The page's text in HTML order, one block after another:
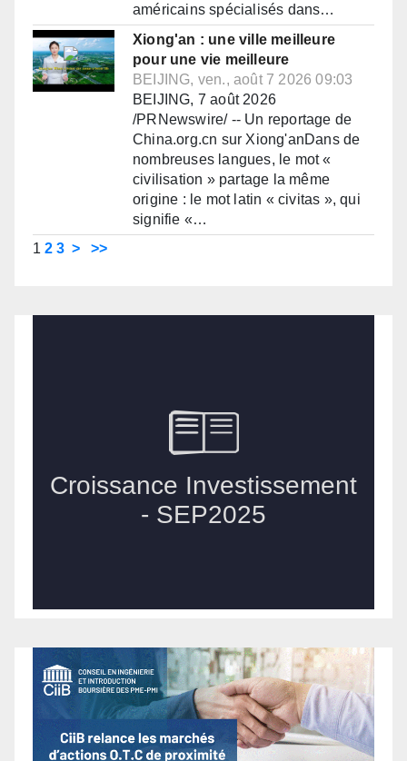
américains spécialisés dans…
Xiong'an : une ville meilleure
pour une vie meilleure
BEIJING, ven., août 7 2026 09:03
BEIJING, 7 août 2026
/PRNewswire/ -- Un reportage de
China.org.cn sur Xiong'anDans de
nombreuses langues, le mot «
civilisation » partage la même
origine : le mot latin « civitas », qui
signifie «…
1 2 3 > >>